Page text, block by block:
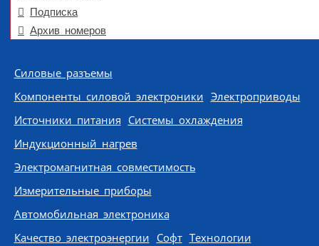
Подписка
Архив номеров
Skip to content
Силовые разъемы
Компоненты силовой электроники Электроприводы
Источники питания Системы охлаждения
Индукционный нагрев
Электромагнитная совместимость
Измерительные приборы
Автомобильная электроника
Качество электроэнергии Софт Технологии